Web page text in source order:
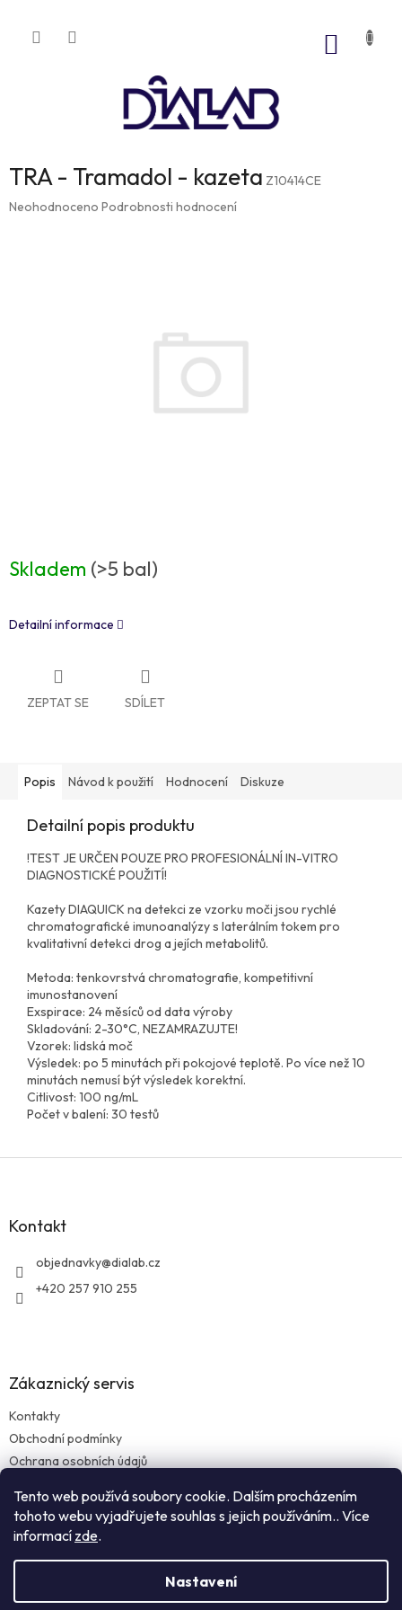
Tento web používá soubory cookie. Dalším procházením
tohoto webu vyjadřujete souhlas s jejich používáním.. Více
informací zde.
Nastavení
obsah
TRA - Tramadol - kazeta Z10414CE
Průměrné
Neohodnoceno Podrobnosti hodnocení
Skladem (>5 bal)
Detailní informace
ZEPTAT SE SDÍLET
Popis Návod k použití Hodnocení Diskuze
Detailní popis produktu
!TEST JE URČEN POUZE PRO PROFESIONÁLNÍ IN-VITRO
DIAGNOSTICKÉ POUŽITÍ!
Kazety DIAQUICK na detekci ze vzorku moči jsou rychlé
chromatografické imunoanalýzy s laterálním tokem pro
kvalitativní detekci drog a jejích metabolitů.
Metoda: tenkovrstvá chromatografie, kompetitivní
imunostanovení
Exspirace: 24 měsíců od data výroby
Skladování: 2-30°C, NEZAMRAZUJTE!
Vzorek: lidská moč
Výsledek: po 5 minutách při pokojové teplotě. Po více než 10
minutách nemusí být výsledek korektní.
Citlivost: 100 ng/mL
Počet v balení: 30 testů
Z
Kontakt
objednavky@dialab.cz
+420 257 910 255
Zákaznický servis
Kontakty
Obchodní podmínky
Ochrana osobních údajů
Doprava a platba
Vytvořil Shoptet